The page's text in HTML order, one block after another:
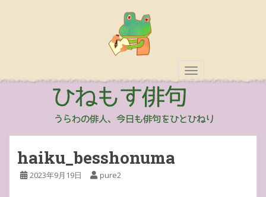
TOGGLE
haiku_besshonuma
2023年9月19日 pure2